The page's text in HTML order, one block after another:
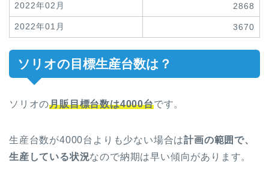
2022年02月 2868
2022年01月 3670
ソリオの目標生産台数は？
ソリオの月販目標台数は4000台です。
生産台数が4000台よりも少ない場合は計画の範囲で、
生産している状況なので納期は早い傾向があります。